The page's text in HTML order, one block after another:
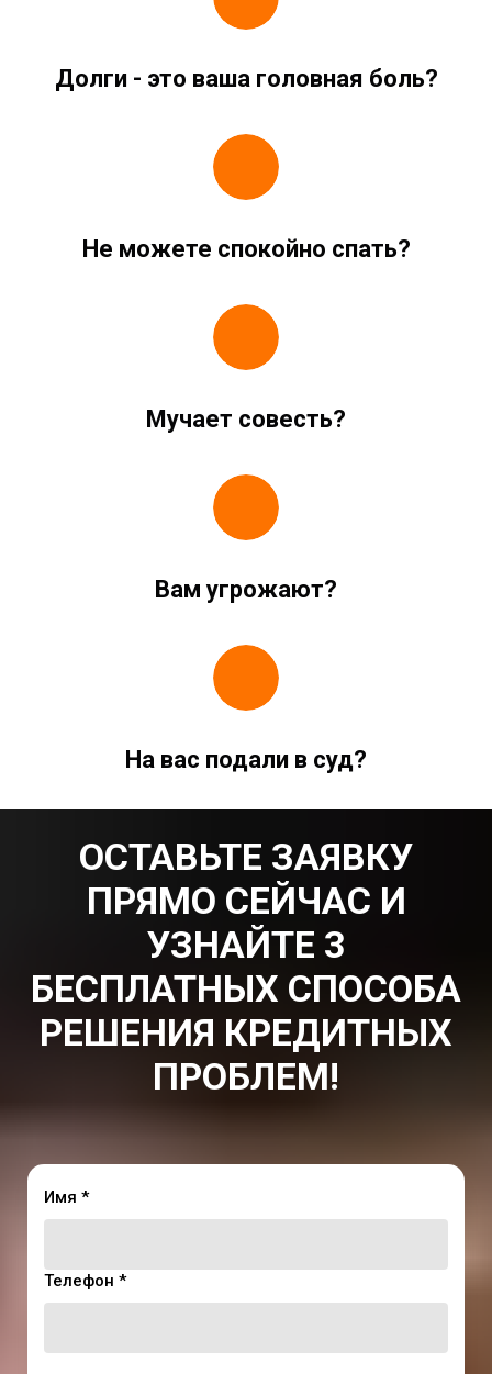
Долги - это ваша головная боль?
Не можете спокойно спать?
Мучает совесть?
Вам угрожают?
На вас подали в суд?
ОСТАВЬТЕ ЗАЯВКУ
ПРЯМО СЕЙЧАС И
УЗНАЙТЕ 3
БЕСПЛАТНЫХ СПОСОБА
РЕШЕНИЯ КРЕДИТНЫХ
ПРОБЛЕМ!
Имя *
Телефон *